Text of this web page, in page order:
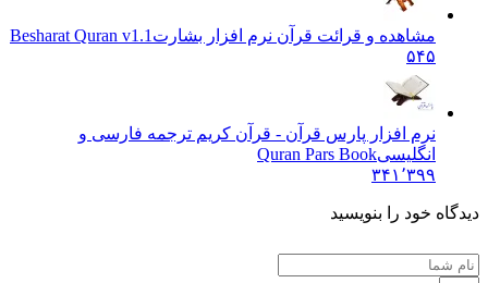
مشاهده و قرائت قرآن نرم افزار بشارتBesharat Quran v1.1
۵۴۵
نرم افزار پارس قرآن - قرآن کریم ترجمه فارسی و
انگلیسیQuran Pars Book
۳۴۱٬۳۹۹
خود را بنویسید